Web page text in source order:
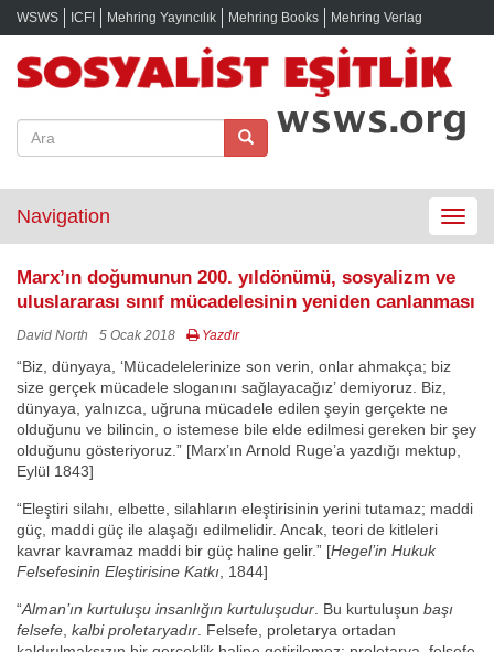
WSWS ICFI Mehring Yayıncılık Mehring Books Mehring Verlag
Toggle
Navigation
Marx’ın doğumunun 200. yıldönümü, sosyalizm ve
uluslararası sınıf mücadelesinin yeniden canlanması
David North 5 Ocak 2018 Yazdır
“Biz, dünyaya, ‘Mücadelelerinize son verin, onlar ahmakça; biz
size gerçek mücadele sloganını sağlayacağız’ demiyoruz. Biz,
dünyaya, yalnızca, uğruna mücadele edilen şeyin gerçekte ne
olduğunu ve bilincin, o istemese bile elde edilmesi gereken bir şey
olduğunu gösteriyoruz.” [Marx’ın Arnold Ruge’a yazdığı mektup,
Eylül 1843]
“Eleştiri silahı, elbette, silahların eleştirisinin yerini tutamaz; maddi
güç, maddi güç ile alaşağı edilmelidir. Ancak, teori de kitleleri
kavrar kavramaz maddi bir güç haline gelir.” [Hegel’in Hukuk
Felsefesinin Eleştirisine Katkı, 1844]
“Alman’ın kurtuluşu insanlığın kurtuluşudur. Bu kurtuluşun başı
felsefe, kalbi proletaryadır. Felsefe, proletarya ortadan